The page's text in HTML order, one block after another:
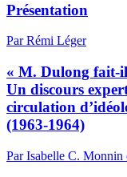
Présentation
Par Rémi Léger
« M. Dulong fait-il
Un discours
circulation
(1963-1964)
Par Isabelle C.